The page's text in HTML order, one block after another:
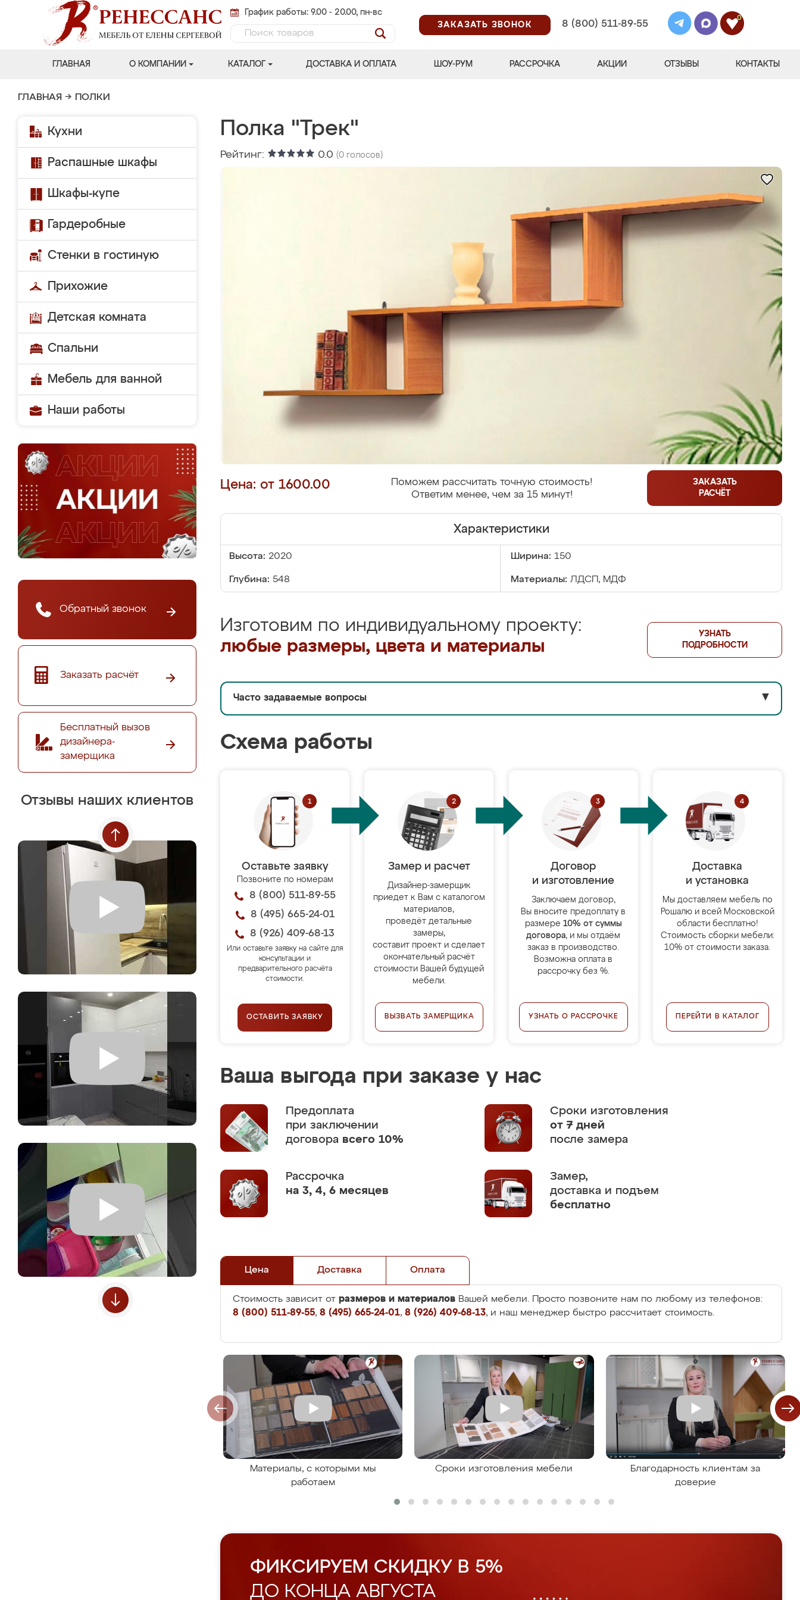
График работы: 9.00 - 20.00, пн-вс
ЗАКАЗАТЬ ЗВОНОК
8 (800) 511-89-55
0
ГЛАВНАЯ О КОМПАНИИ КАТАЛОГ ДОСТАВКА И ОПЛАТА ШОУ-РУМ РАССРОЧКА АКЦИИ ОТЗЫВЫ КОНТАКТЫ
ГЛАВНАЯ → ПОЛКИ
Кухни
Распашные шкафы
Шкафы-купе
Гардеробные
Стенки в гостиную
Прихожие
Детская комната
Спальни
Мебель для ванной
Наши работы
Обратный звонок
Заказать расчёт
Бесплатный вызов
дизайнера-
замерщика
Отзывы наших клиентов
Полка "Трек"
Рейтинг: 0.0 (0 голосов)
Цена: от 1600.00
Поможем рассчитать точную стоимость!
Ответим менее, чем за 15 минут!
ЗАКАЗАТЬ
РАСЧЁТ
Характеристики
Высота: 2020 Ширина: 150
Глубина: 548 Материалы: ЛДСП, МДФ
Изготовим по индивидуальному проекту:
любые размеры, цвета и материалы
УЗНАТЬ
ПОДРОБНОСТИ
Часто задаваемые вопросы ▼
Схема работы
Оставьте заявку
Позвоните по номерам
8 (800) 511-89-55
8 (495) 665-24-01
8 (926) 409-68-13
Или оставьте заявку на сайте для
консультации и
предварительного расчёта
стоимости.
ОСТАВИТЬ ЗАЯВКУ
Замер и расчет
Дизайнер-замерщик
приедет к Вам с каталогом
материалов,
проведёт детальные
замеры,
составит проект и сделает
окончательный расчёт
стоимости Вашей будущей
мебели.
ВЫЗВАТЬ ЗАМЕРЩИКА
Договор
и изготовление
Заключаем договор,
Вы вносите предоплату в
размере 10% от суммы
договора, и мы отдаём
заказ в производство.
Возможна оплата в
рассрочку без %.
УЗНАТЬ О РАССРОЧКЕ
Доставка
и установка
Мы доставляем мебель по
Рошалю и всей Московской
области бесплатно!
Стоимость сборки мебели:
10% от стоимости заказа.
ПЕРЕЙТИ В КАТАЛОГ
Ваша выгода при заказе у нас
Предоплата
при заключении
договора всего 10%
Сроки изготовления
от 7 дней
после замера
Рассрочка
на 3, 4, 6 месяцев
Замер,
доставка и подъем
бесплатно
Цена Доставка Оплата
Стоимость зависит от размеров и материалов Вашей мебели. Просто позвоните нам по любому из телефонов:
8 (800) 511-89-55, 8 (495) 665-24-01, 8 (926) 409-68-13, и наш менеджер быстро рассчитает стоимость.
Материалы, с которыми мы
работаем
Сроки изготовления мебели
Благодарность клиентам за
доверие
ФИКСИРУЕМ СКИДКУ В 5%
ДО КОНЦА АВГУСТА